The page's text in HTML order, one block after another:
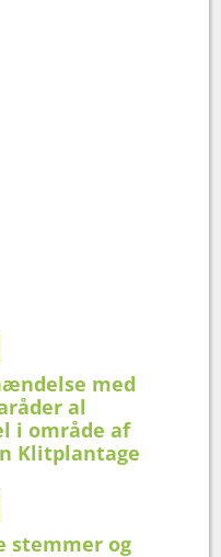
med
al
i område af
Klitplantage
stemmer og